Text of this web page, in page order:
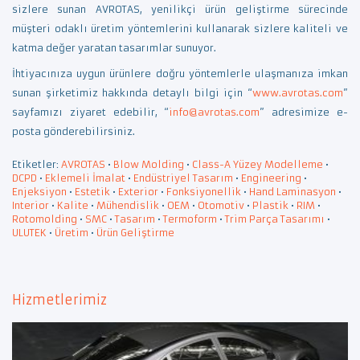
sizlere sunan AVROTAS, yenilikçi ürün geliştirme sürecinde
müşteri odaklı üretim yöntemlerini kullanarak sizlere kaliteli ve
katma değer yaratan tasarımlar sunuyor.
İhtiyacınıza uygun ürünlere doğru yöntemlerle ulaşmanıza imkan
sunan şirketimiz hakkında detaylı bilgi için “www.avrotas.com”
sayfamızı ziyaret edebilir, “info@avrotas.com” adresimize e-
posta gönderebilirsiniz.
Etiketler: AVROTAS • Blow Molding • Class-A Yüzey Modelleme •
DCPD • Eklemeli İmalat • Endüstriyel Tasarım • Engineering •
Enjeksiyon • Estetik • Exterior • Fonksiyonellik • Hand Laminasyon •
Interior • Kalite • Mühendislik • OEM • Otomotiv • Plastik • RIM •
Rotomolding • SMC •Tasarım •Termoform •Trim Parça Tasarımı •
ULUTEK • Üretim • Ürün Geliştirme
Hizmetlerimiz